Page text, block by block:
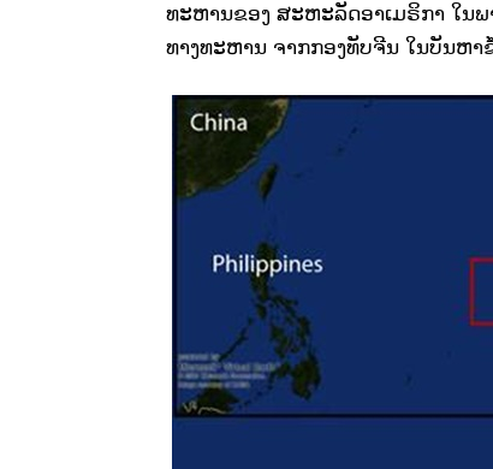
ທະຫານຂອງ ສະຫະລັດອາເມຣິກາ ໃນ
ທາງທະຫານ ຈາກກອງທັບຈີນ ໃນບັນຫາ